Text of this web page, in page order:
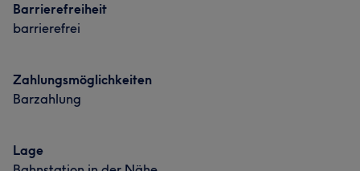
Barrierefreiheit
barrierefrei
Zahlungsmöglichkeiten
Barzahlung
Lage